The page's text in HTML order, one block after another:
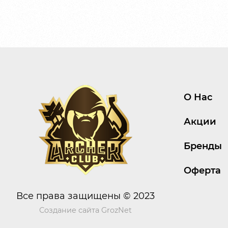
Все права защищены © 2023
Создание сайта GrozNet
О Нас
Акции
Бренды
Оферта